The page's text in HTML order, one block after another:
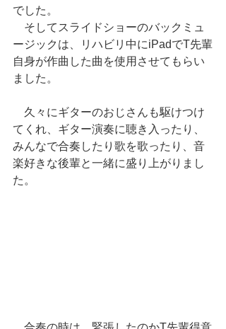
でした。
そしてスライドショーのバックミュ
ージックは、リハビリ中にiPadでT先輩
自身が作曲した曲を使用させてもらい
ました。
久々にギターのおじさんも駆けつけ
てくれ、ギター演奏に聴き入ったり、
みんなで合奏したり歌を歌ったり、音
楽好きな後輩と一緒に盛り上がりまし
た。